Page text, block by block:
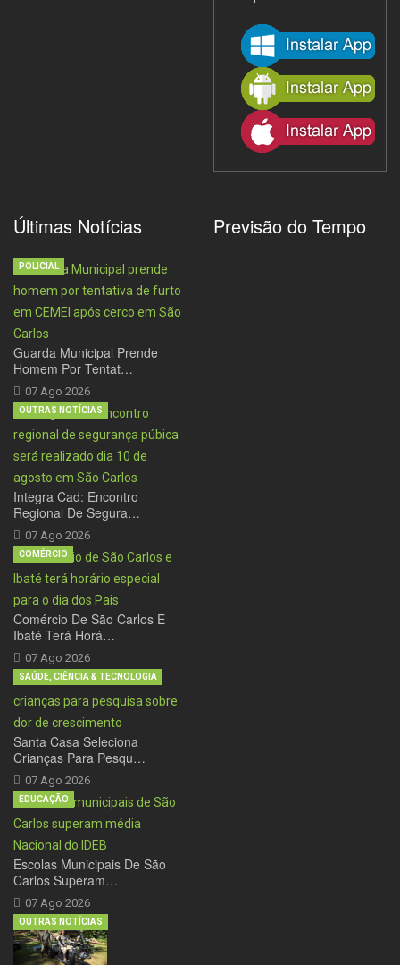
Últimas Notícias
Guarda Municipal Prende
Homem Por Tentat…
07 Ago 2026
POLICIAL
Integra Cad: Encontro
Regional De Segura…
07 Ago 2026
OUTRAS NOTÍCIAS
Comércio De São Carlos E
Ibaté Terá Horá…
07 Ago 2026
COMÉRCIO
Santa Casa Seleciona
Crianças Para Pesqu…
07 Ago 2026
SAÚDE, CIÊNCIA & TECNOLOGIA
Escolas Municipais De São
Carlos Superam…
07 Ago 2026
EDUCAÇÃO
OUTRAS NOTÍCIAS
Previsão do Tempo